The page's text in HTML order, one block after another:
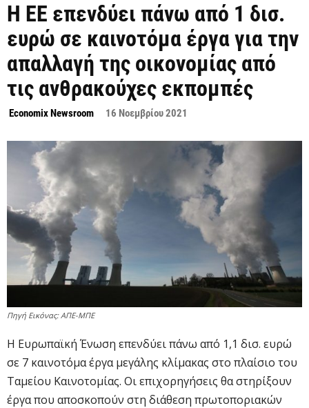
Η ΕΕ επενδύει πάνω από 1 δισ.
ευρώ σε καινοτόμα έργα για την
απαλλαγή της οικονομίας από
τις ανθρακούχες εκπομπές
Economix Newsroom 16 Νοεμβρίου 2021
Πηγή Εικόνας: ΑΠΕ-ΜΠΕ
Η Ευρωπαϊκή Ένωση επενδύει πάνω από 1,1 δισ. ευρώ
σε 7 καινοτόμα έργα μεγάλης κλίμακας στο πλαίσιο του
Ταμείου Καινοτομίας. Οι επιχορηγήσεις θα στηρίξουν
έργα που αποσκοπούν στη διάθεση πρωτοποριακών